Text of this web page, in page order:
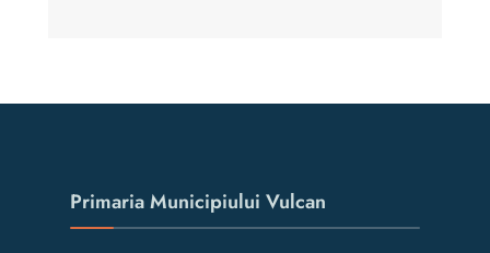
Primaria Municipiului Vulcan